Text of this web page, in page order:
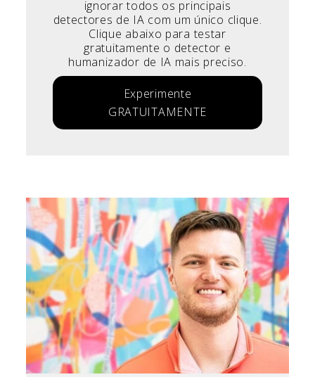
ignorar todos os principais
detectores de IA com um único clique.
Clique abaixo para testar
gratuitamente o detector e
humanizador de IA mais preciso.
Experimente
GRATUITAMENTE